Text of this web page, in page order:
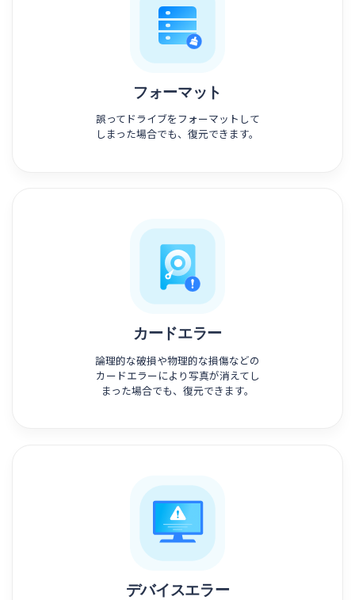
フォーマット
誤ってドライブをフォーマットして
しまった場合でも、復元できます。
カードエラー
論理的な破損や物理的な損傷などの
カードエラーにより写真が消えてし
まった場合でも、復元できます。
デバイスエラー